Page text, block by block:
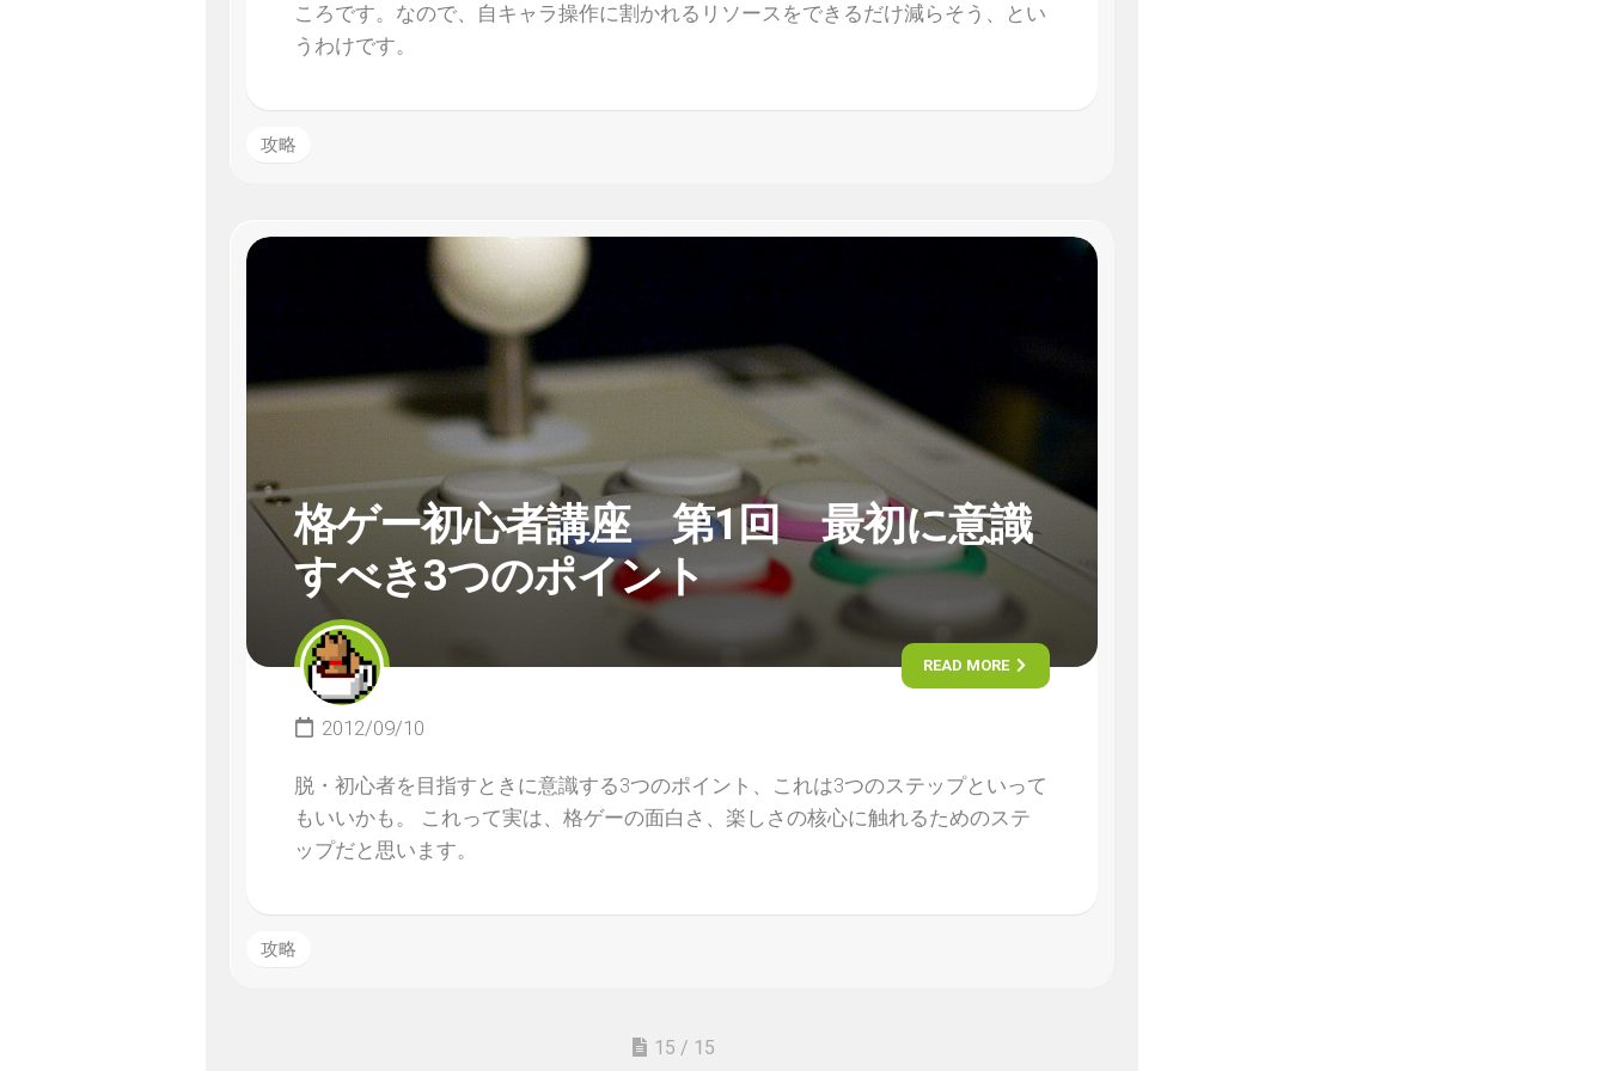
ころです。なので、自キャラ操作に割かれるリソースをできるだけ減らそう、とい
うわけです。
攻略
格ゲー初心者講座 第1回 最初に意識
すべき3つのポイント
READ MORE
2012/09/10
脱・初心者を目指すときに意識する3つのポイント、これは3つのステップといって
もいいかも。 これって実は、格ゲーの面白さ、楽しさの核心に触れるためのステ
ップだと思います。
攻略
15 / 15